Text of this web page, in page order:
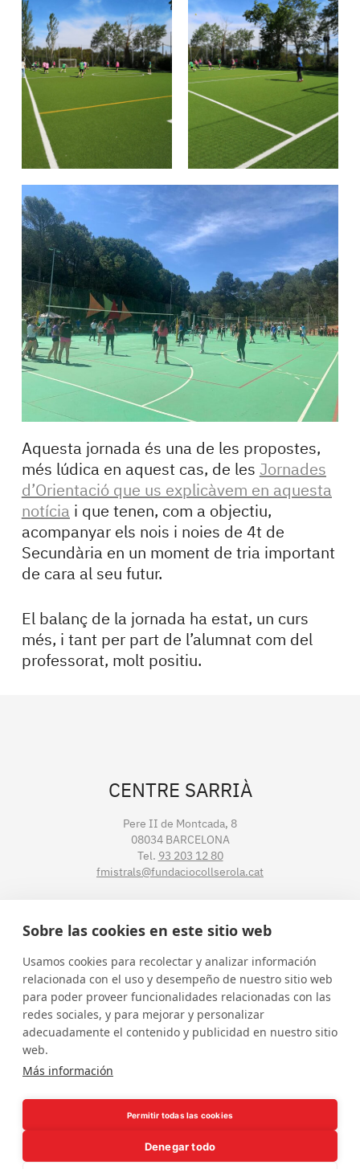
Aquesta jornada és una de les propostes,
més lúdica en aquest cas, de les Jornades
d’Orientació que us explicàvem en aquesta
notícia i que tenen, com a objectiu,
acompanyar els nois i noies de 4t de
Secundària en un moment de tria important
de cara al seu futur.
El balanç de la jornada ha estat, un curs
més, i tant per part de l’alumnat com del
professorat, molt positiu.
CENTRE SARRIÀ
Pere II de Montcada, 8
08034 BARCELONA
Tel. 93 203 12 80
fmistrals@fundaciocollserola.cat
CENTRE TIBIDABO
Lluís Muntadas, 3-5-7
08035 BARCELONA
Tel.93 211 89 54
fmistralt@fundaciocollserola.cat
Sobre las cookies en este sitio web
Usamos cookies para recolectar y analizar información
relacionada con el uso y desempeño de nuestro sitio web
para poder proveer funcionalidades relacionadas con las
redes sociales, y para mejorar y personalizar
adecuadamente el contenido y publicidad en nuestro sitio
web.
Más información
Permitir todas las cookies
Denegar todo